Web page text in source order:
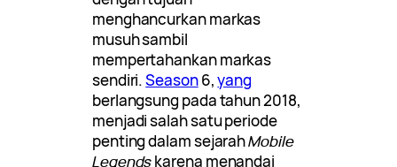
menghancurkan markas
musuh sambil
mempertahankan markas
sendiri.Season6,yang
berlangsung pada tahun 2018,
menjadi salah satu periode
penting dalam sejarahMobile
Legendskarena menandai